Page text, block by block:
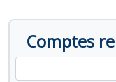
Comptes